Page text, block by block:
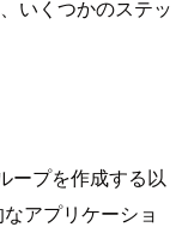
いくつかのステッ
ープを作成する以
アプリケーショ